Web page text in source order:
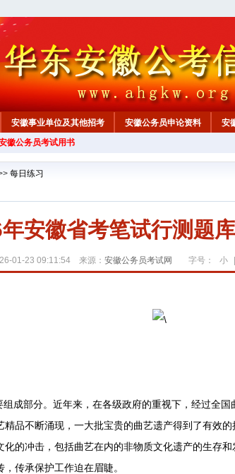
安徽事业单位及其他招考 安徽公务员申论资料 安
徽公务员考试用书
每日练习
安徽省考笔试行测题
01-23 09:11:54 来源： 安徽公务员考试网 字号： 小
部分。近年来，在各级政府的重视下，经过全国
品不断涌现，一大批宝贵的曲艺遗产得到了有效
的冲击，包括曲艺在内的非物质文化遗产的生存
传承保护工作迫在眉睫。